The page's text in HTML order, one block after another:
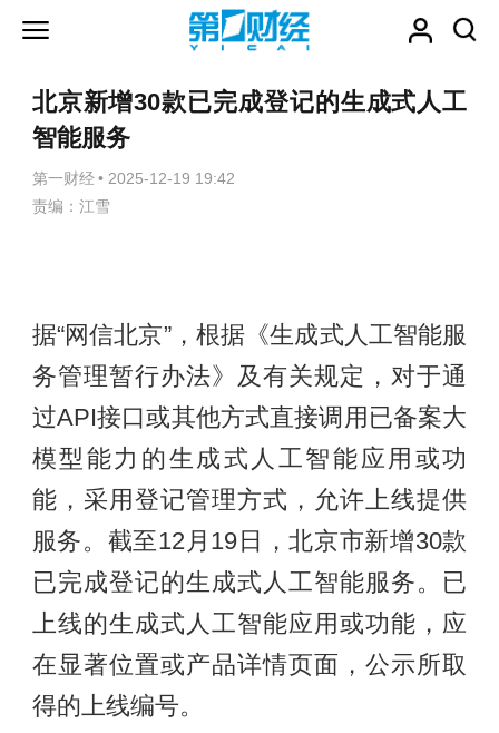
北京新增30款已完成登记的生成式人工
智能服务
第一财经 • 2025-12-19 19:42
责编：江雪
据“网信北京”，根据《生成式人工智能服
务管理暂行办法》及有关规定，对于通
过API接口或其他方式直接调用已备案大
模型能力的生成式人工智能应用或功
能，采用登记管理方式，允许上线提供
服务。截至12月19日，北京市新增30款
已完成登记的生成式人工智能服务。已
上线的生成式人工智能应用或功能，应
在显著位置或产品详情页面，公示所取
得的上线编号。